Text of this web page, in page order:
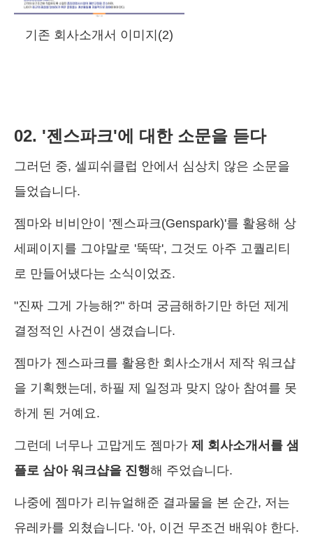
기존 회사소개서 이미지(2)
02. '젠스파크'에 대한 소문을 듣다
그러던 중, 셀피쉬클럽 안에서 심상치 않은 소문을
들었습니다.
젬마와 비비안이 '젠스파크(Genspark)'를 활용해 상
세페이지를 그야말로 '뚝딱', 그것도 아주 고퀄리티
로 만들어냈다는 소식이었죠.
"진짜 그게 가능해?" 하며 궁금해하기만 하던 제게
결정적인 사건이 생겼습니다.
젬마가 젠스파크를 활용한 회사소개서 제작 워크샵
을 기획했는데, 하필 제 일정과 맞지 않아 참여를 못
하게 된 거예요.
그런데 너무나 고맙게도 젬마가 제 회사소개서를 샘
플로 삼아 워크샵을 진행해 주었습니다.
나중에 젬마가 리뉴얼해준 결과물을 본 순간, 저는
유레카를 외쳤습니다. '아, 이건 무조건 배워야 한다.